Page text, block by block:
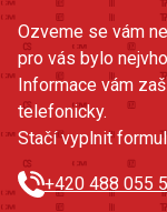
Ozveme se vám
pro vás bylo
Informace vám
telefonicky.
Stačí vyplnit
+420 488 055